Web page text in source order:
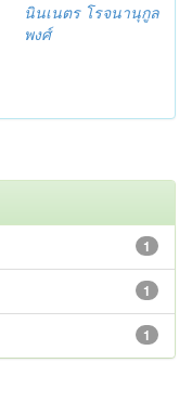
นินเนตร โรจนานุกูล
พงศ์
1
1
1